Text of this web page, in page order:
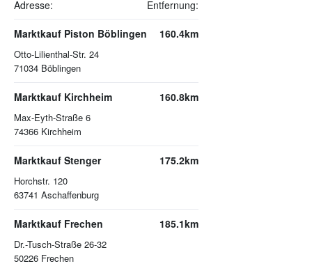
Adresse: Entfernung:
Marktkauf Piston Böblingen
Otto-Lilienthal-Str. 24
71034 Böblingen
160.4km
Marktkauf Kirchheim
Max-Eyth-Straße 6
74366 Kirchheim
160.8km
Marktkauf Stenger
Horchstr. 120
63741 Aschaffenburg
175.2km
Marktkauf Frechen
Dr.-Tusch-Straße 26-32
50226 Frechen
185.1km